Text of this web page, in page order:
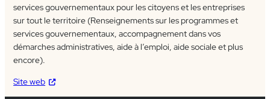
services gouvernementaux pour les citoyens et les entreprises
sur tout le territoire (Renseignements sur les programmes et
services gouvernementaux, accompagnement dans vos
démarches administratives, aide à l’emploi, aide sociale et plus
encore).
Site web